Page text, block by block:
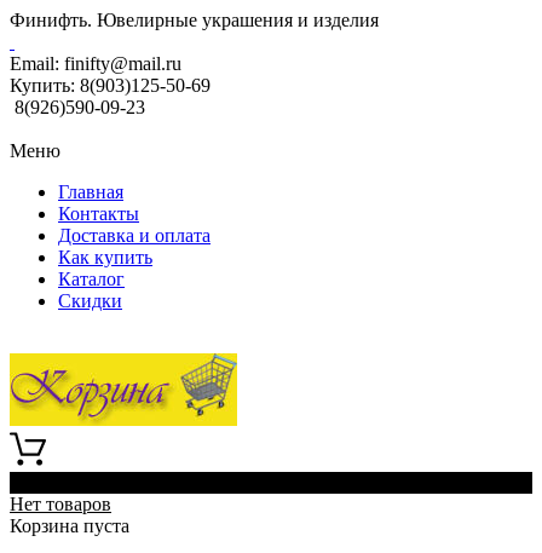
Финифть. Ювелирные украшения и изделия
Email: finifty@mail.ru
Купить: 8(903)125-50-69
8(926)590-09-23
Меню
Главная
Контакты
Доставка и оплата
Как купить
Каталог
Скидки
Нет товаров
Корзина пуста